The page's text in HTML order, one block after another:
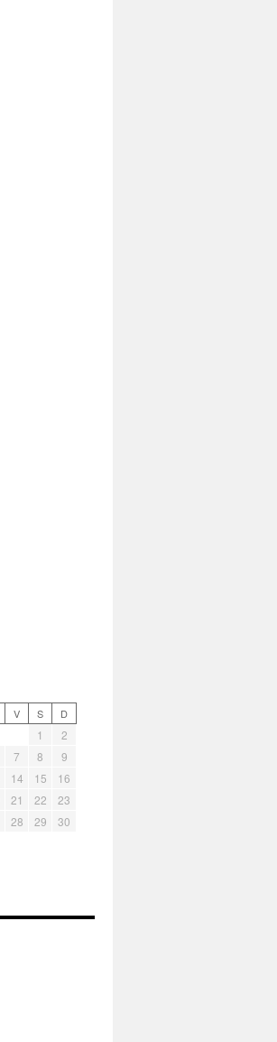
V S D
1
2
7 8
9
14 15
16
21 22
23
28 29
30